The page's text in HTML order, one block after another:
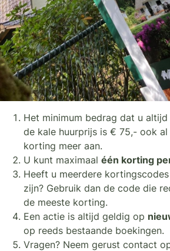
Het minimum bedrag dat u
de kale huurprijs is € 75,- ook
korting meer aan.
U kunt maximaal één korting
Heeft u meerdere
zijn? Gebruik dan de code die
de meeste korting.
Een actie is altijd geldig op
op reeds bestaande boekingen.
Vragen? Neem gerust contact